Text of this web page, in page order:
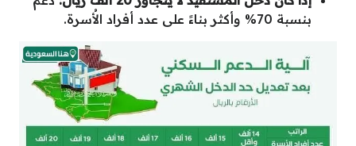
بنسبة 70% وأكثر بناءََ على عدد أفراد الأُسرة.